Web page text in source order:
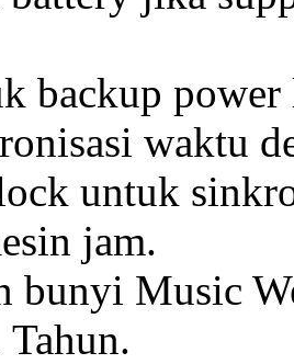
backup
waktu
untuk
jam.
bunyi Music